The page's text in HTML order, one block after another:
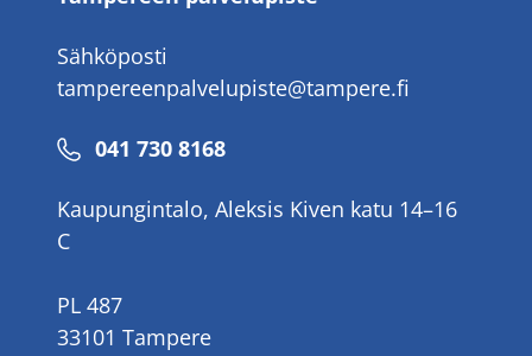
Sähköposti
tampereenpalvelupiste@tampere.fi
Puhelinnumero
041 730 8168
Kaupungintalo, Aleksis Kiven katu 14–16
C
PL 487
33101 Tampere